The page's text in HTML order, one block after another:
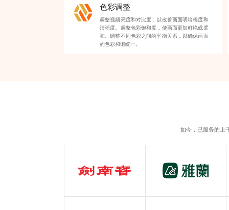
色彩调整
调整视频亮度和对比度，以改善画面明暗程度和
清晰度。调整色彩饱和度，使画面更加鲜艳或柔
和。调整不同色彩之间的平衡关系，以确保画面
的色彩和谐统一。
如今，已服务的上
服装行业